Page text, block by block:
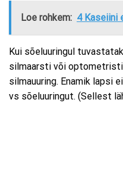
Loe rohkem: 4 Kaseiini
Kui sõeluuringul
silmaarsti või
silmauuring. Enamik lapsi
vs sõeluuringut. (Sellest